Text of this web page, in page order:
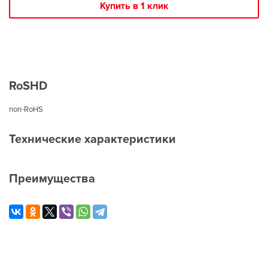
Купить в 1 клик
RoSHD
non-RoHS
Технические характеристики
Преимущества